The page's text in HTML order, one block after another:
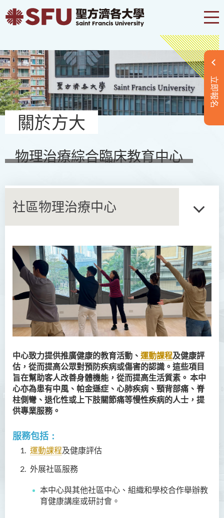
立即報名
關於方大
物理治療綜合臨床教育中心
社區物理治療中心
中心致力提供推廣健康的教育活動 、 運動課程及健康評
估，從而提高公眾對預防疾病或傷害的認識。這些項目
旨在幫助客人改善身體機能，從而提高生活質素 。 本中
心亦為患有中風、帕金遜症、心肺疾病、頸背部痛、脊
柱側彎、退化性或上下肢關節痛等慢性疾病的人士 ， 提
供專業服務。
服務包括 ：
運動課程及健康評估
外展社區服務
本中心與其他社區中心、組織和學校合作舉辦教
育健康講座或研討會。
關於我們
願景與使命
大學物理治療診所
社區物理治療中心
最新消息
專業團隊
常見問題
活動花絮